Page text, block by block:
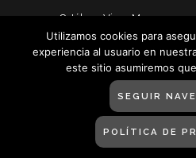
Catálogo Vinos Manero
Utilizamos cookies para
experiencia al usuario en
este sitio asumiremos
SEGUIR
POLÍTICA DE